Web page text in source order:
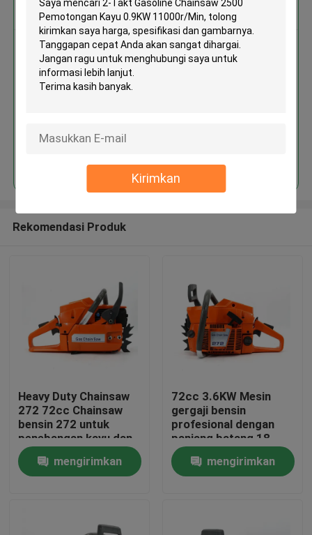
Kirimkan
Rumah
Dapatkan Harga Terbaik untuk
2-Takt Gasoline Chainsaw 2500
Pemotongan Kayu 0.9KW
11000r/Min
Rekomendasi Produk
Heavy Duty Chainsaw
272 72cc Chainsaw
bensin 272 untuk
penebangan kayu dan
pemotongan pohon
besar mengirimkan
72cc 3.6KW Mesin
gergaji bensin
profesional dengan
panjang batang 18
'untuk pekerjaan
pertanian dan
kehutanan berat
mengirimkan